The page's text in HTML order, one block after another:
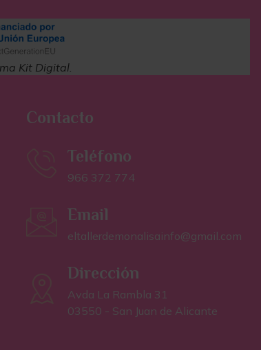
Kit Digital.
Contacto
Teléfono
966 372 774
Email
eltallerdemonalisainfo@gmail.com
Dirección
Avda La Rambla 31
03550 - San Juan de Alicante